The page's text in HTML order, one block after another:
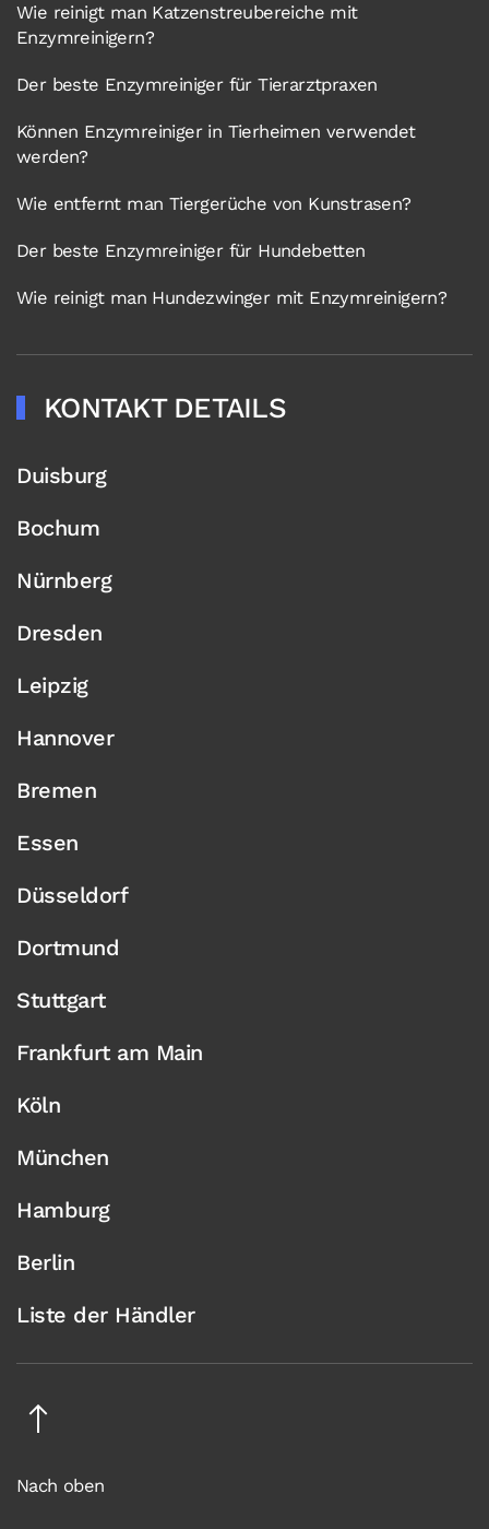
Wie reinigt man Katzenstreubereiche mit
Enzymreinigern?
Der beste Enzymreiniger für Tierarztpraxen
Können Enzymreiniger in Tierheimen verwendet
werden?
Wie entfernt man Tiergerüche von Kunstrasen?
Der beste Enzymreiniger für Hundebetten
Wie reinigt man Hundezwinger mit Enzymreinigern?
KONTAKT DETAILS
Duisburg
Bochum
Nürnberg
Dresden
Leipzig
Hannover
Bremen
Essen
Düsseldorf
Dortmund
Stuttgart
Frankfurt am Main
Köln
München
Hamburg
Berlin
Liste der Händler
Nach oben